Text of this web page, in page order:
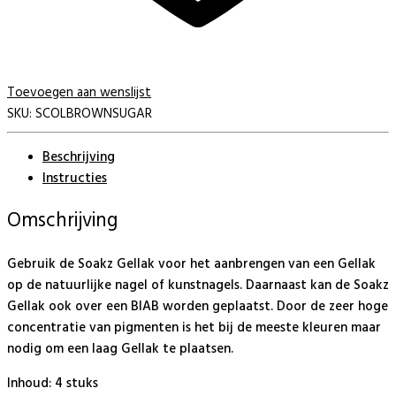
Toevoegen aan wenslijst
SKU: SCOLBROWNSUGAR
Beschrijving
Instructies
Omschrijving
Gebruik de Soakz Gellak voor het aanbrengen van een Gellak
op de natuurlijke nagel of kunstnagels. Daarnaast kan de Soakz
Gellak ook over een BIAB worden geplaatst. Door de zeer hoge
concentratie van pigmenten is het bij de meeste kleuren maar
nodig om een laag Gellak te plaatsen.
Inhoud: 4 stuks